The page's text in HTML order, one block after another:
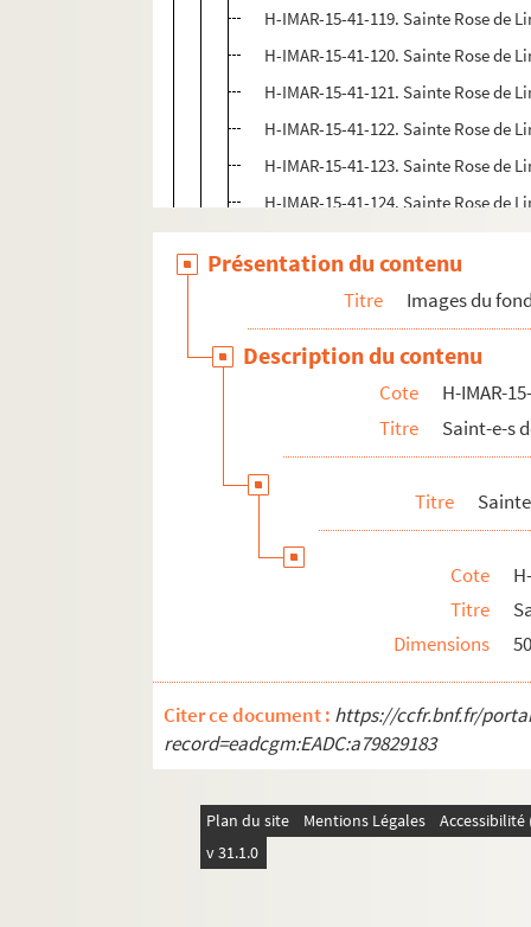
H-IMAR-15-41-119. Sainte Rose de
H-IMAR-15-41-120. Sainte Rose de
H-IMAR-15-41-121. Sainte Rose de
H-IMAR-15-41-122. Sainte Rose de
H-IMAR-15-41-123. Sainte Rose de
H-IMAR-15-41-124. Sainte Rose de
H-IMAR-15-41-125. Sainte Rose de
H-IMAR-15-41-126. Sainte Rose de
H-IMAR-15-41-127. Sainte Rose de
H-IMAR-15-41-128. Sainte Rose de
H-IMAR-15-42-129. Sainte Rose de
H-IMAR-15-42-130. Sainte Rose de
H-IMAR-15-42-131. Sainte Rose de
H-IMAR-15-42-132. Sainte Rose de
H-IMAR-15-42-133. Sainte Rose de
H-IMAR-15-42-134. Sainte Rose de
H-IMAR-15-43-135. Sainte Rose de
H-IMAR-15-43-136. Sainte Rose de
H-IMAR-15-43-137. Sainte Rose de
Sainte Rosalie
Saint Roch
H-IMAR-15-67-223. Saint Rogatien,
H-IMAR-15-67-224. Saint Rotland
Présentation du contenu
Titre Images du
Description du contenu
Cote
H-IMAR-
Titre
Saint-e-s
Titre
Cote
Titre
Dimensions
Citer ce document : https://ccfr.bnf.fr/
record=eadcgm:EADC:a79829183
Plan du site Mentions Légales
v 31.1.0